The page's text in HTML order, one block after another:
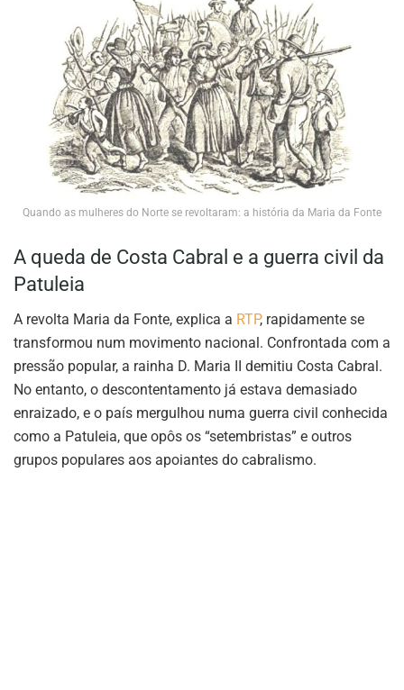
Quando as mulheres do Norte se revoltaram: a história da Maria da Fonte
A queda de Costa Cabral e a guerra civil da
Patuleia
A revolta Maria da Fonte, explica a RTP, rapidamente se
transformou num movimento nacional. Confrontada com a
pressão popular, a rainha D. Maria II demitiu Costa Cabral.
No entanto, o descontentamento já estava demasiado
enraizado, e o país mergulhou numa guerra civil conhecida
como a Patuleia, que opôs os “setembristas” e outros
grupos populares aos apoiantes do cabralismo.